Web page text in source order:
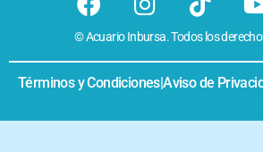
© Acuario Inbursa. Todos los
Términos y Condiciones|Aviso de